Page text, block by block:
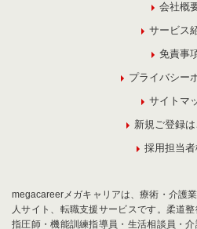
会社概
サービス
免責事
プライバシー
サイトマ
新規ご登録は
採用担当
megacareerメガキャリアは、療術・介護
人サイト、転職支援サービスです。柔道
指圧師・機能訓練指導員・生活相談員・